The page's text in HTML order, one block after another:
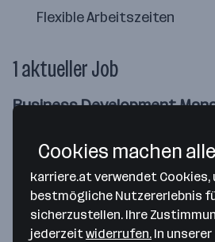
Flexible Arbeitszeiten
1 aktueller Job
Business Development
30.7.2026
Steiermark,Wien,Tirol,
45.000 € – 50.000 € jährlich
Merken
Cookies machen
karriere.at verwendet Cookies,
bestmögliche Nutzererlebnis
sicherzustellen. Ihre
jederzeitwiderrufen. In unserer